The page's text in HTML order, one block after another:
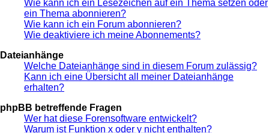
Wie kann ich ein Lesezeichen auf ein Thema setzen oder
ein Thema abonnieren?
Wie kann ich ein Forum abonnieren?
Wie deaktiviere ich meine Abonnements?
Dateianhänge
Welche Dateianhänge sind in diesem Forum zulässig?
Kann ich eine Übersicht all meiner Dateianhänge
erhalten?
phpBB betreffende Fragen
Wer hat diese Forensoftware entwickelt?
Warum ist Funktion x oder y nicht enthalten?